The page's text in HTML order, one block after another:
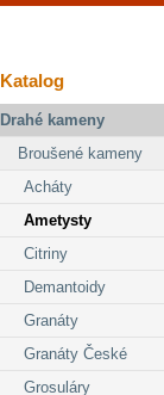
Katalog
Drahé kameny
Broušené kameny
Acháty
Ametysty
Citriny
Demantoidy
Granáty
Granáty České
Grosuláry